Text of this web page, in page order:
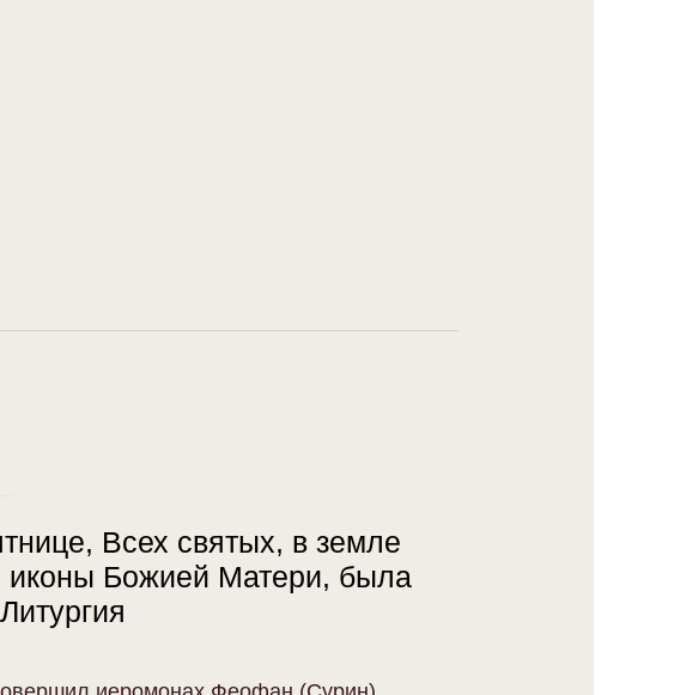
Всех святых, в земле
иконы Божией Матери, была